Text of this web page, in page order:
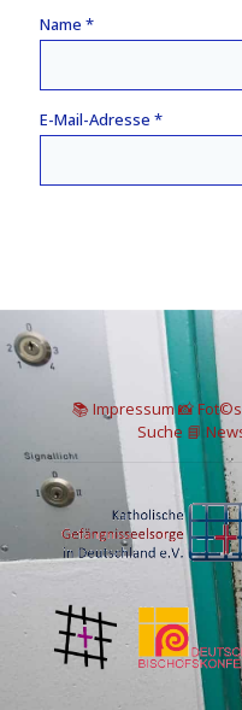
Name *
E-Mail-Adresse *
📚 Impressum📸Fot©s
Suche 📘